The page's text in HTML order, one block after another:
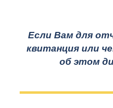
Если Вам для
квитанция или
об этом